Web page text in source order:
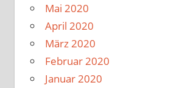
Mai 2020
April 2020
März 2020
Februar 2020
Januar 2020